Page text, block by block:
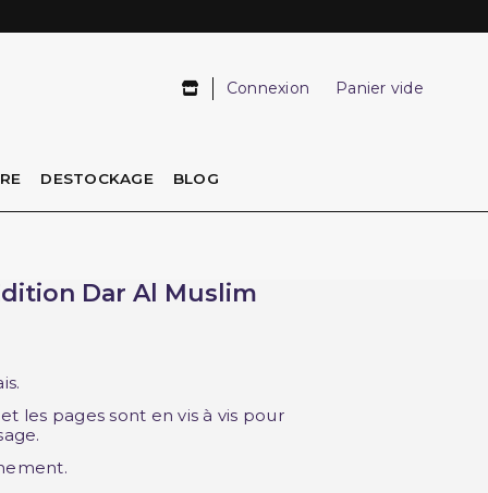
Connexion Panier vide
DESTOCKAGE BLOG
Dar Al Muslim
les pages sont en vis à vis pour